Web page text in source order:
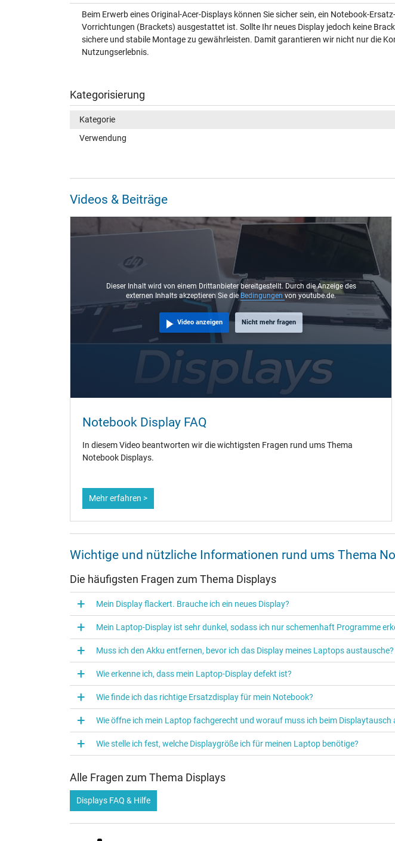
Beim Erwerb eines Original-Acer-Displays können Sie sicher sein, ein Notebook-
Vorrichtungen (Brackets) ausgestattet ist. Sollte Ihr neues Display jedoch keine
sichere und stabile Montage zu gewährleisten. Damit garantieren wir nicht nur die
Nutzungserlebnis.
Kategorisierung
Kategorie
Verwendung
Videos & Beiträge
Dieser Inhalt wird von einem Drittanbieter bereitgestellt. Durch die Anzeige des
externen Inhalts akzeptieren Sie dieBedingungen von youtube.de.
Video anzeigen Nicht mehr fragen
Notebook Display FAQ
In diesem Video beantworten wir die wichtigsten Fragen rund ums Thema
Notebook Displays.
Mehr erfahren >
Wichtige und nützliche Informationen rund ums Thema
Die häufigsten Fragen zum Thema Displays
Mein Display flackert. Brauche ich ein neues Display?
Mein Laptop-Display ist sehr dunkel, sodass ich nur schemenhaft Programme
Muss ich den Akku entfernen, bevor ich das Display meines Laptops austausche?
Wie erkenne ich, dass mein Laptop-Display defekt ist?
Wie finde ich das richtige Ersatzdisplay für mein Notebook?
Wie öffne ich mein Laptop fachgerecht und worauf muss ich beim Displaytausch
Wie stelle ich fest, welche Displaygröße ich für meinen Laptop benötige?
Alle Fragen zum Thema Displays
Displays FAQ & Hilfe